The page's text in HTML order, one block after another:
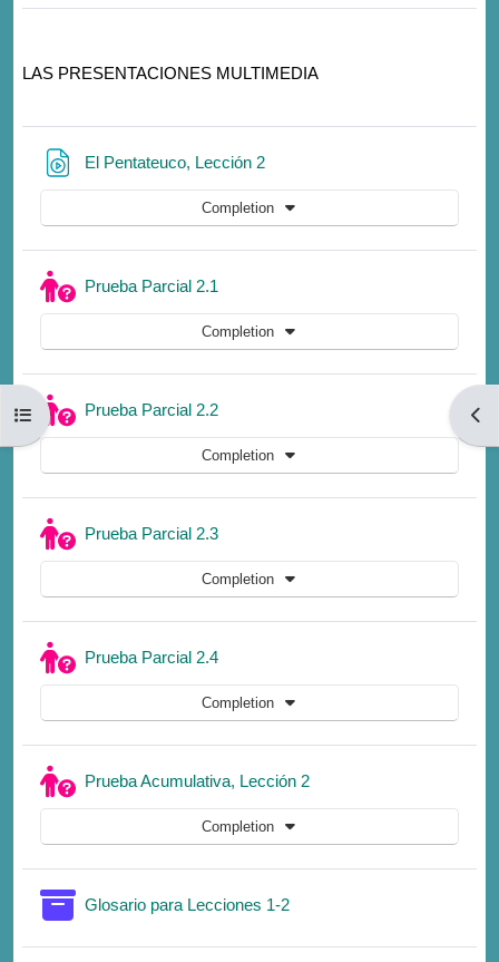
Open course index
LAS PRESENTACIONES MULTIMEDIA
El Pentateuco, Lección 2URL
Completion
Prueba Parcial 2.1
Completion
Prueba Parcial 2.2Quiz
Completion
Prueba Parcial 2.3Quiz
Completion
Prueba Parcial 2.4Quiz
Completion
Prueba Acumulativa, Lección 2Quiz
Completion
Glosario para Lecciones 1-2Glossary